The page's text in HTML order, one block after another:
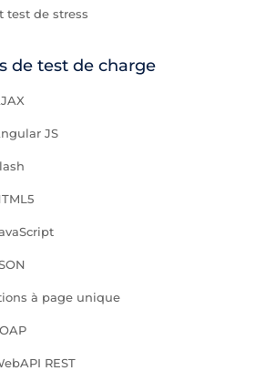
test de stress
de test de charge
JS
à page unique
REST